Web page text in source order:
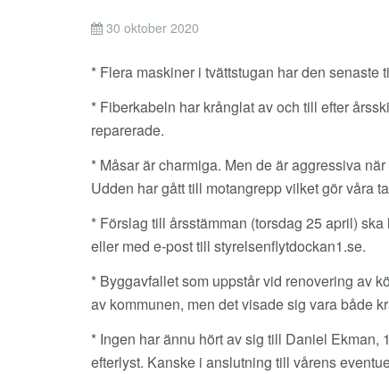
30 oktober 2020
* Flera maskiner i tvättstugan har den senaste
* Fiberkabeln har krånglat av och till efter
reparerade.
* Måsar är charmiga. Men de är aggressiva
Udden har gått till motangrepp vilket gör våra
* Förslag till årsstämman (torsdag 25 april)
eller med e-post till styrelsenflytdockan1.se.
* Byggavfallet som uppstår vid renovering av
av kommunen, men det visade sig vara både
* Ingen har ännu hört av sig till Daniel
efterlyst. Kanske i anslutning till vårens